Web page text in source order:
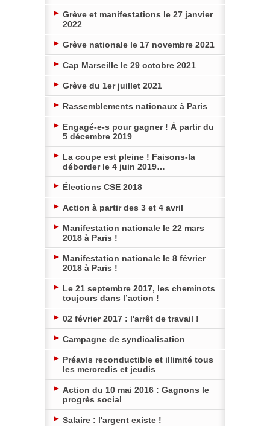
Grève et manifestations le 27 janvier
2022
Grève nationale le 17 novembre 2021
Cap Marseille le 29 octobre 2021
Grève du 1er juillet 2021
Rassemblements nationaux à Paris
Engagé-e-s pour gagner ! À partir du
5 décembre 2019
La coupe est pleine ! Faisons-la
déborder le 4 juin 2019…
Élections CSE 2018
Action à partir des 3 et 4 avril
Manifestation nationale le 22 mars
2018 à Paris !
Manifestation nationale le 8 février
2018 à Paris !
Le 21 septembre 2017, les cheminots
toujours dans l’action !
02 février 2017 : l'arrêt de travail !
Campagne de syndicalisation
Préavis reconductible et illimité tous
les mercredis et jeudis
Action du 10 mai 2016 : Gagnons le
progrès social
Salaire : l'argent existe !